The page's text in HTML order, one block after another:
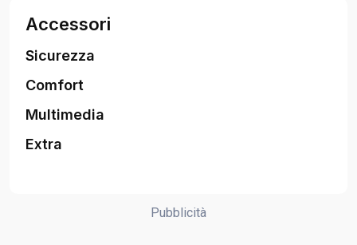
Accessori
Sicurezza
Comfort
Multimedia
Extra
Pubblicità